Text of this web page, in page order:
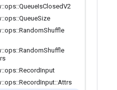
::ops::QueueIsClosedV2
::ops::QueueSize
::ops::RandomShuffle
::ops::RandomShuffle
::ops::RecordInput
::ops::RecordInput::Attrs